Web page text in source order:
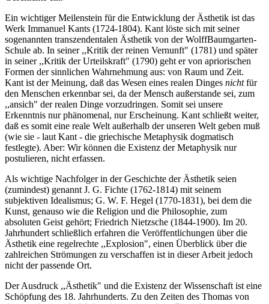
Ein wichtiger Meilenstein für die Entwicklung der Ästhetik ist das
Werk Immanuel Kants (1724-1804). Kant löste sich mit seiner
sogenannten transzendentalen Ästhetik von der WolffBaumgarten-
Schule ab. In seiner ,,Kritik der reinen Vernunft" (1781) und später
in seiner ,,Kritik der Urteilskraft" (1790) geht er von apriorischen
Formen der sinnlichen Wahrnehmung aus: von Raum und Zeit.
Kant ist der Meinung, daß das Wesen eines realen Dinges nichtfür
den Menschen erkennbar sei, da der Mensch außerstande sei, zum
,,ansich" der realen Dinge vorzudringen. Somit sei unsere
Erkenntnis nur phänomenal, nur Erscheinung. Kant schließt weiter,
daß es somit eine reale Welt außerhalb der unseren Welt geben muß
(wie sie - laut Kant - die griechische Metaphysik dogmatisch
festlegte). Aber: Wir können die Existenz der Metaphysik nur
postulieren, nicht erfassen.
Als wichtige Nachfolger in der Geschichte der Ästhetik seien
(zumindest) genannt J. G. Fichte (1762-1814) mit seinem
subjektiven Idealismus; G. W. F. Hegel (1770-1831), bei dem die
Kunst, genauso wie die Religion und die Philosophie, zum
absoluten Geist gehört; Friedrich Nietzsche (1844-1900). Im 20.
Jahrhundert schließlich erfahren die Veröffentlichungen über die
Ästhetik eine regelrechte ,,Explosion", einen Überblick über die
zahlreichen Strömungen zu verschaffen ist in dieser Arbeit jedoch
nicht der passende Ort.
Der Ausdruck ,,Ästhetik" und die Existenz der Wissenschaft ist eine
Schöpfung des 18. Jahrhunderts. Zu den Zeiten des Thomas von